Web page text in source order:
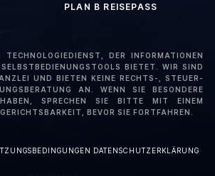
PLAN B REISEPASS
DER INFORMATIONEN
BIETET. WIR SIND
UND BIETEN KEINE RECHTS-, STEUER-
AN. WENN SIE BESONDERE
HABEN, SPRECHEN SIE BITTE MIT EINEM
BEVOR SIE FORTFAHREN.
·DATENSCHUTZERKLÄRUNG·